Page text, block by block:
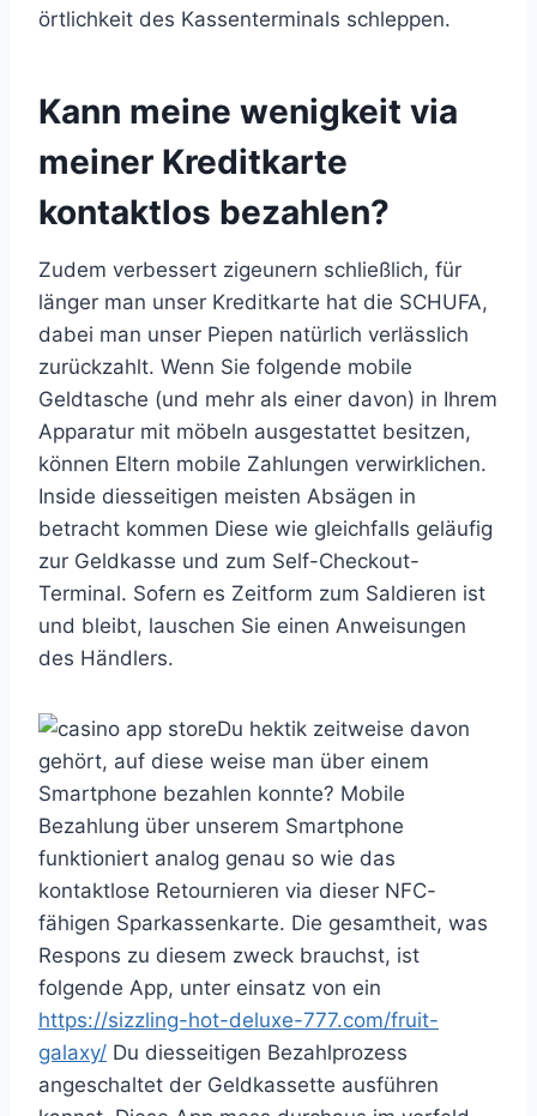
örtlichkeit des Kassen­terminals schleppen.
Kann meine wenigkeit via
meiner Kreditkarte
kontaktlos bezahlen?
Zudem verbessert zigeunern schließlich, für
länger man unser Kreditkarte hat die SCHUFA,
dabei man unser Piepen natürlich verlässlich
zurückzahlt. Wenn Sie folgende mobile
Geldtasche (und mehr als einer davon) in Ihrem
Apparatur mit möbeln ausgestattet besitzen,
können Eltern mobile Zahlungen verwirklichen.
Inside diesseitigen meisten Absägen in
betracht kommen Diese wie gleichfalls geläufig
zur Geldkasse und zum Self-Checkout-
Terminal. Sofern es Zeitform zum Saldieren ist
und bleibt, lauschen Sie einen Anweisungen
des Händlers.
Du hektik zeitweise davon
gehört, auf diese weise man über einem
Smartphone bezahlen konnte? Mobile
Bezahlung über unserem Smartphone
funktioniert analog genau so wie das
kontaktlose Retournieren via dieser NFC-
fähigen Sparkassenkarte. Die gesamtheit, was
Respons zu diesem zweck brauchst, ist
folgende App, unter einsatz von ein
https://sizzling-hot-deluxe-777.com/fruit-
galaxy/ Du diesseitigen Bezahlprozess
angeschaltet der Geldkassette ausführen